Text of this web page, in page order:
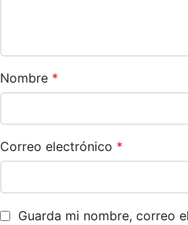
Nombre *
Correo electrónico *
Guarda mi nombre, correo